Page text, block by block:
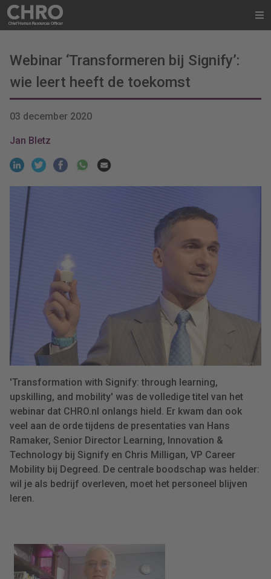
Webinar ‘Transformeren bij Signify’:
wie leert heeft de toekomst
03 december 2020
Jan Bletz
'Transformation with Signify: through learning,
upskilling, and mobility' was de volledige titel van het
webinar dat CHRO.nl onlangs hield. Er kwam dan ook
veel aan de orde tijdens de presentaties van Hans
Ramaker, Senior Director Learning, Innovation &
Technology bij Signify en Chris Milligan, VP Career
Mobility bij Degreed. De centrale boodschap was helder:
wil je als bedrijf overleven, moet het personeel blijven
leren.